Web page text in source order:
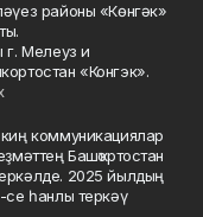
районы «Көнгәк»
г. Мелеуз и
«Конгэк».
коммуникациялар
Башҡортостан
2025 йылдың
һанлы теркәү